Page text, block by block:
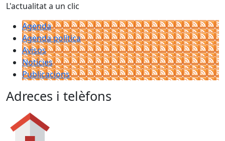
L'actualitat a un clic
Agenda
Agenda política
Avisos
Notícies
Publicacions
Adreces i telèfons